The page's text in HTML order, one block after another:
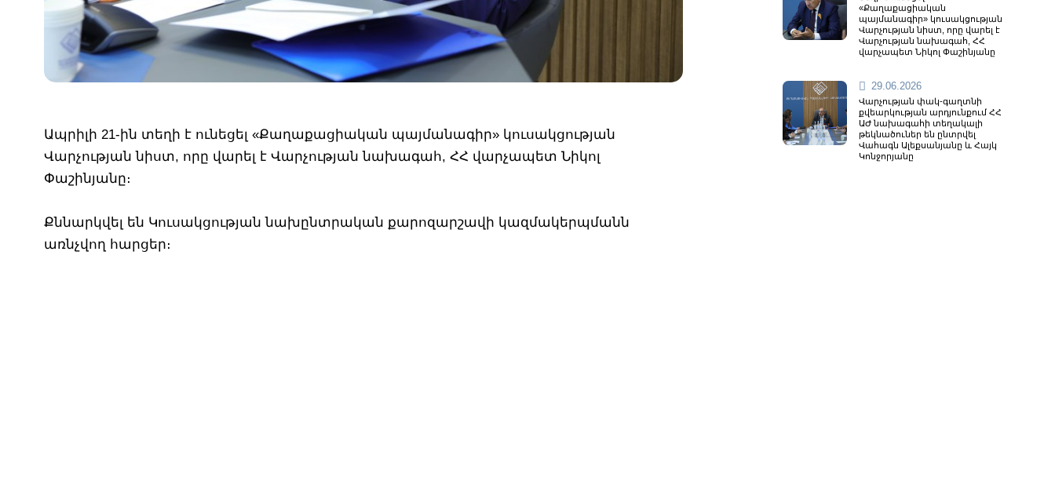
Ապրիլի 21-ին տեղի է ունեցել «Քաղաքացիական պայմանագիր» կուսակցության
Վարչության նիստ, որը վարել է Վարչության նախագահ, ՀՀ վարչապետ Նիկոլ
Փաշինյանը։
Քննարկվել են Կուսակցության նախընտրական քարոզարշավի կազմակերպմանն
առնչվող հարցեր։
«Քաղաքացիական
պայմանագիր» կուսակցության
Վարչության նիստ, որը վարել է
Վարչության նախագահ, ՀՀ
վարչապետ Նիկոլ Փաշինյանը
29.06.2026
Վարչության փակ-գաղտնի
քվեարկության արդյունքում ՀՀ
ԱԺ նախագահի տեղակալի
թեկնածուներ են ընտրվել
Վահագն Ալեքսանյանը և Հայկ
Կոնջորյանը